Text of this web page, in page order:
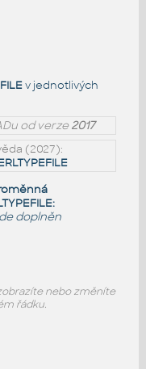
v jednotlivých
od verze2017
(2027):
doplněn
nebo změníte
řádku.